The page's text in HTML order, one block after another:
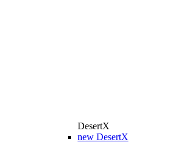
DesertX
new DesertX